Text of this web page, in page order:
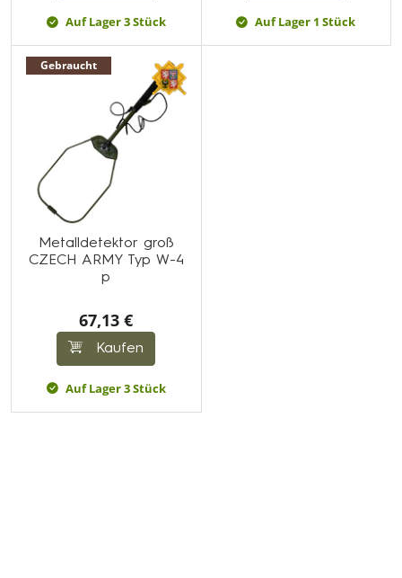
Auf Lager 3 Stück Auf Lager 1 Stück
Gebraucht
Metalldetektor groß
CZECH ARMY Typ W-4
p
67,13 €
Kaufen
Auf Lager 3 Stück